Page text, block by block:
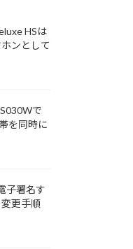
HSは
ンとして
で
を同時に
子署名す
更手順